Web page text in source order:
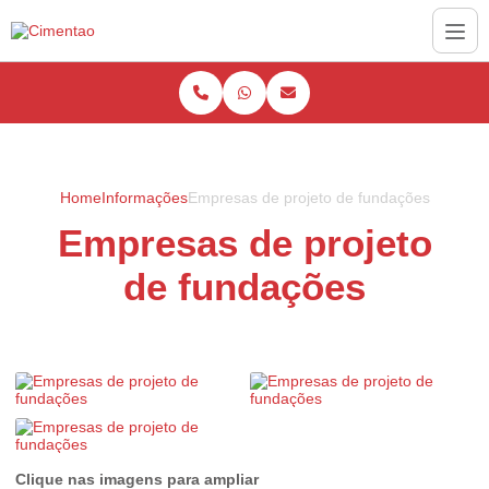
HomeInformaçõesEmpresas de projeto de fundações
Empresas de projeto
de fundações
Clique nas imagens para ampliar